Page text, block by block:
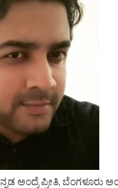
ಅಂದ್ರೆ ಪ್ರೀತಿ, ಬೆಂಗಳೂರು